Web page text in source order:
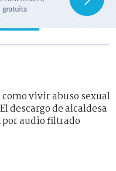
vivir abuso sexual
descargo de alcaldesa
por audio filtrado